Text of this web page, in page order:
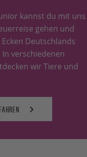
kannst du mit uns
gehen und
Deutschlands
verschiedenen
wir Tiere und